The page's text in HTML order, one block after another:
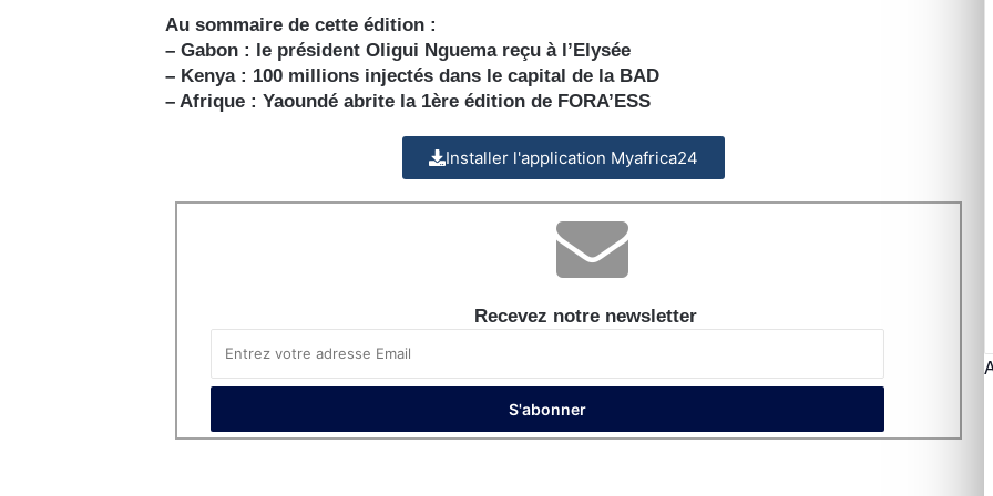
Au sommaire de cette édition :
– Gabon : le président Oligui Nguema reçu à l’Elysée
– Kenya : 100 millions injectés dans le capital de la BAD
– Afrique : Yaoundé abrite la 1ère édition de FORA’ESS
Installer l'application Myafrica24
Recevez notre newsletter